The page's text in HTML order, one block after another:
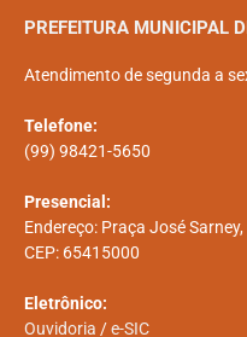
PREFEITURA MUNICIPAL
Atendimento de segunda a
Telefone:
(99) 98421-5650
Presencial:
Endereço: Praça José
CEP: 65415000
Eletrônico:
Ouvidoria /e-SIC